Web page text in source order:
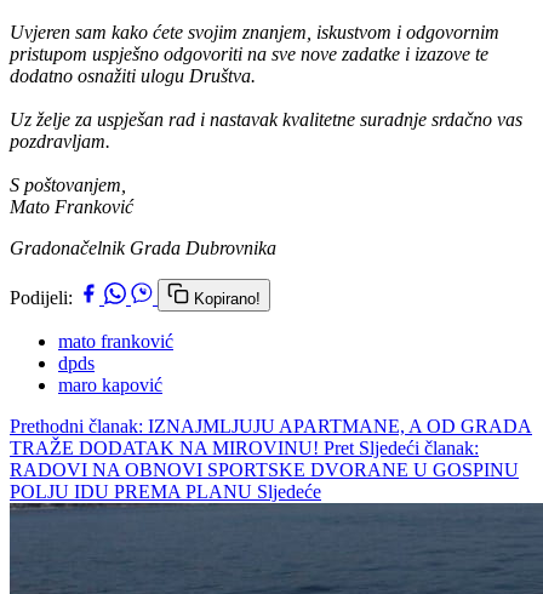
Uvjeren sam kako ćete svojim znanjem, iskustvom i odgovornim
pristupom uspješno odgovoriti na sve nove zadatke i izazove te
dodatno osnažiti ulogu Društva.
Uz želje za uspješan rad i nastavak kvalitetne suradnje srdačno vas
pozdravljam.
S poštovanjem,
Mato Franković
Gradonačelnik Grada Dubrovnika
Podijeli: Kopirano!
mato franković
dpds
maro kapović
Prethodni članak: IZNAJMLJUJU APARTMANE, A OD GRADA
TRAŽE DODATAK NA MIROVINU! Pret Sljedeći članak:
RADOVI NA OBNOVI SPORTSKE DVORANE U GOSPINU
POLJU IDU PREMA PLANU Sljedeće